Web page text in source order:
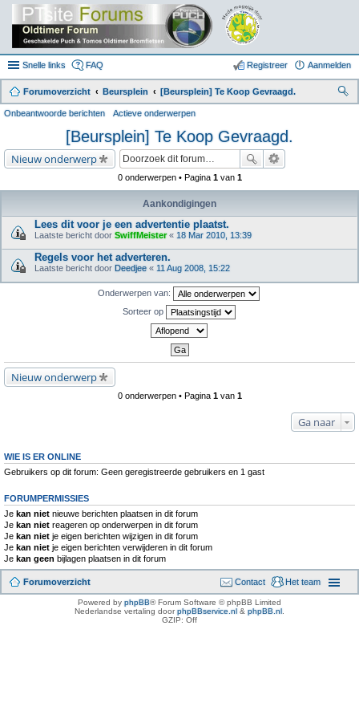
Snelle links FAQ Aanmelden
Registreer
Forumoverzicht Beursplein
[Beursplein] Te Koop Gevraagd.
Onbeantwoorde berichten Actieve onderwerpen
[Beursplein] Te Koop Gevraagd.
Nieuw onderwerp
0 onderwerpen • Pagina 1van 1
Aankondigingen
Lees dit voor je een advertentie plaatst.
Laatste bericht door SwiffMeister« 18 Mar 2010, 13:39
Regels voor het adverteren.
Laatste bericht door Deedjee « 11 Aug 2008, 15:22
Onderwerpen van:
Sorteer op
Nieuw onderwerp
0 onderwerpen • Pagina 1van 1
Ga naar
WIE IS ER ONLINE
Gebruikers op dit forum: Geen geregistreerde gebruikers en 1 gast
FORUMPERMISSIES
Je kan niet nieuwe berichten plaatsen in dit forum
Je kan niet reageren op onderwerpen in dit forum
Je kan niet je eigen berichten wijzigen in dit forum
Je kan niet je eigen berichten verwijderen in dit forum
Je kan geen bijlagen plaatsen in dit forum
Forumoverzicht Het team
Contact
Powered by phpBB® Forum Software © phpBB Limited
Nederlandse vertaling doorphpBBservice.nl & phpBB.nl
GZIP: Off